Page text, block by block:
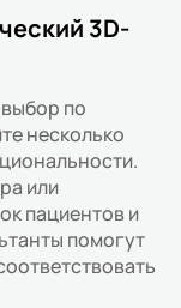
3D-
по
несколько
или
пациентов и
помогут